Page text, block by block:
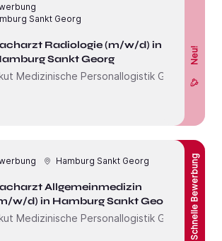
Sankt Georg
Radiologie (m/w/d) in
Sankt Georg
Medizinische Personallogistik GmbH
Neu!
Hamburg Sankt Georg
Allgemeinmedizin
w/d) in Hamburg Sankt Georg
Medizinische Personallogistik GmbH
Schnelle Bewerbung